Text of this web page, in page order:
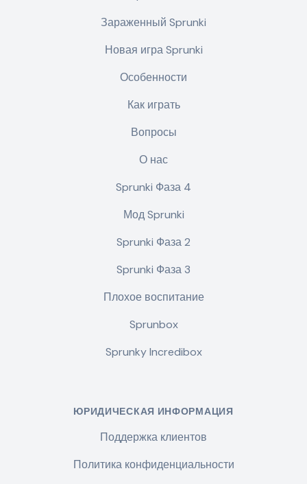
Зараженный Sprunki
Новая игра Sprunki
Особенности
Как играть
Вопросы
О нас
Sprunki Фаза 4
Мод Sprunki
Sprunki Фаза 2
Sprunki Фаза 3
Плохое воспитание
Sprunbox
Sprunky Incredibox
ЮРИДИЧЕСКАЯ ИНФОРМАЦИЯ
Поддержка клиентов
Политика конфиденциальности